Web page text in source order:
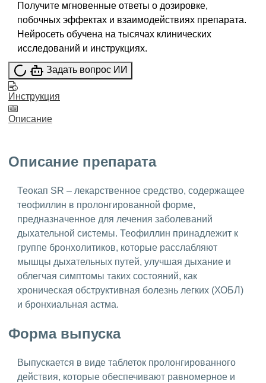
Получите мгновенные ответы о дозировке,
побочных эффектах и взаимодействиях препарата.
Нейросеть обучена на тысячах клинических
исследований и инструкциях.
Задать вопрос ИИ
Инструкция
Описание
Описание препарата
Теокап SR – лекарственное средство, содержащее
теофиллин в пролонгированной форме,
предназначенное для лечения заболеваний
дыхательной системы. Теофиллин принадлежит к
группе бронхолитиков, которые расслабляют
мышцы дыхательных путей, улучшая дыхание и
облегчая симптомы таких состояний, как
хроническая обструктивная болезнь легких (ХОБЛ)
и бронхиальная астма.
Форма выпуска
Выпускается в виде таблеток пролонгированного
действия, которые обеспечивают равномерное и